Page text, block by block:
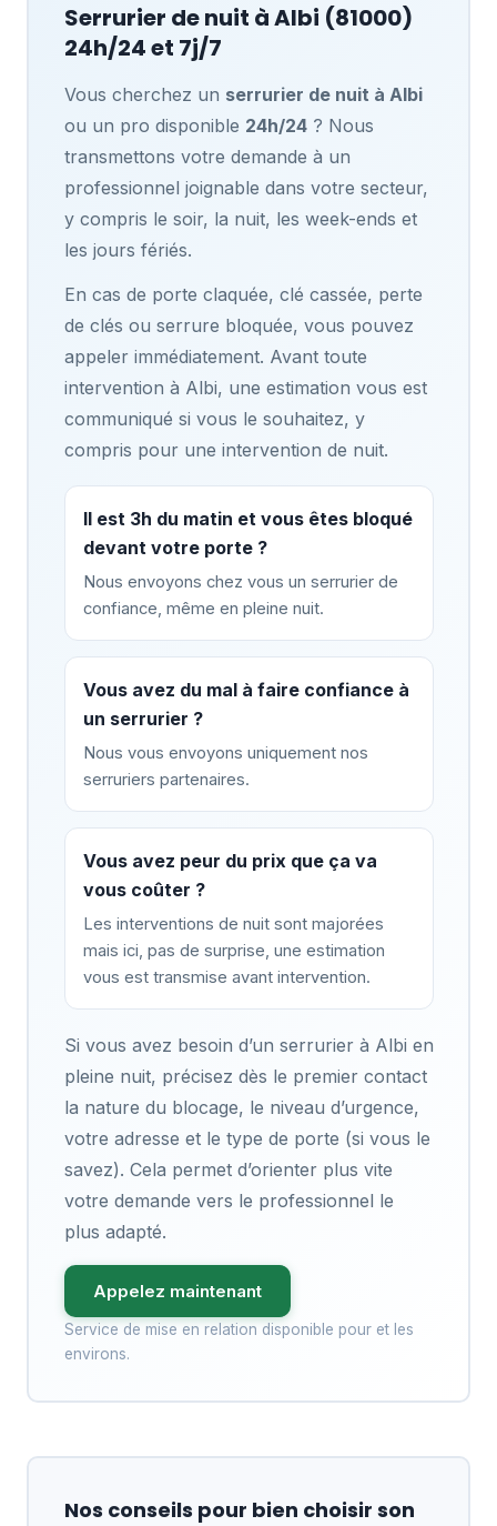
Serrurier de nuit àAlbi (81000)
24h/24 et 7j/7
Vous cherchez un serrurier de nuit à Albi
ou un pro disponible 24h/24? Nous
transmettons votre demande à un
professionnel joignable dans votre secteur,
y compris le soir, la nuit, les week-ends et
les jours fériés.
En cas de porte claquée, clé cassée, perte
de clés ou serrure bloquée, vous pouvez
appeler immédiatement. Avant toute
intervention à Albi, une estimation vous est
communiqué si vous le souhaitez, y
compris pour une intervention de nuit.
Il est 3h du matin et vous êtes bloqué
devant votre porte ?
Nous envoyons chez vous un serrurier de
confiance, même en pleine nuit.
Vous avez du mal à faire confiance à
un serrurier ?
Nous vous envoyons uniquement nos
serruriers partenaires.
Vous avez peur du prix que ça va
vous coûter ?
Les interventions de nuit sont majorées
mais ici, pas de surprise, une estimation
vous est transmise avant intervention.
Si vous avez besoin d’un serrurier à Albi en
pleine nuit, précisez dès le premier contact
la nature du blocage, le niveau d’urgence,
votre adresse et le type de porte (si vous le
savez). Cela permet d’orienter plus vite
votre demande vers le professionnel le
plus adapté.
Appelez maintenant
Service de mise en relation disponible pour et les
environs.
Nos conseils pour bien choisir son